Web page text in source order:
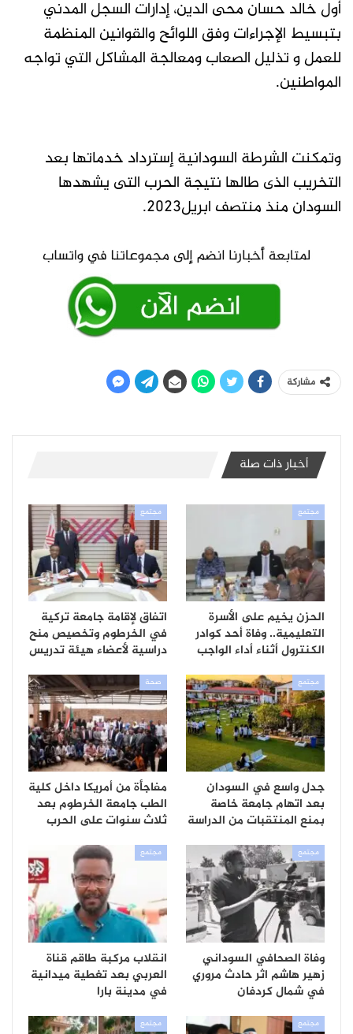
أول خالد حسان محى الدين، إدارات السجل المدني
بتبسيط الإجراءات وفق اللوائح والقوانين المنظمة
للعمل و تذليل الصعاب ومعالجة المشاكل التي تواجه
المواطنين.
وتمكنت الشرطة السودانية إسترداد خدماتها بعد
التخريب الذى طالها نتيجة الحرب التى يشهدها
السودان منذ منتصف ابريل2023.
مشاركة
أخبار ذات صلة
مجتمع
الحزن يخيم على الأسرة
التعليمية.. وفاة أحد كوادر
الكنترول أثناء أداء الواجب
مجتمع
اتفاق لإقامة جامعة تركية
في الخرطوم وتخصيص منح
دراسية لأعضاء هيئة تدريس
مجتمع
جدل واسع في السودان
بعد اتهام جامعة خاصة
بمنع المنتقبات من الدراسة
صحة
مفاجأة من أمريكا داخل كلية
الطب جامعة الخرطوم بعد
ثلاث سنوات على الحرب
مجتمع
وفاة الصحافي السوداني
زهير هاشم اثر حادث مروري
في شمال كردفان
مجتمع
انقلاب مركبة طاقم قناة
العربي بعد تغطية ميدانية
في مدينة بارا
مجتمع مجتمع